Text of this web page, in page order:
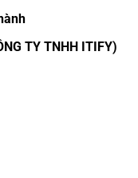
TY TNHH ITIFY)